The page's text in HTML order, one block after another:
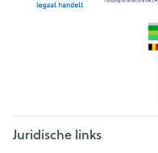
Juridische links